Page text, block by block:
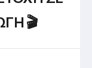
🎬